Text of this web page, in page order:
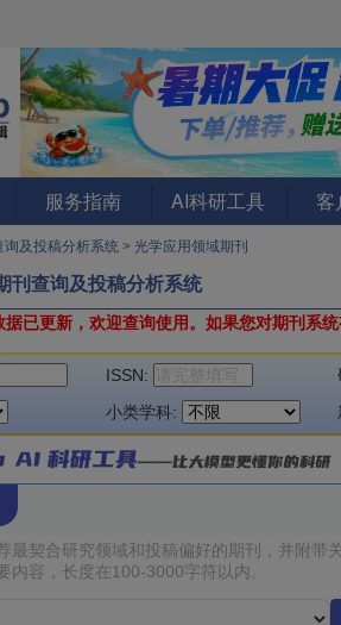
服务指南 AI科研工具 客
及投稿分析系统 > 光学应用领域期刊
刊查询及投稿分析系统
已更新，欢迎查询使用。 如果您对期刊系
ISSN:
小类学科: